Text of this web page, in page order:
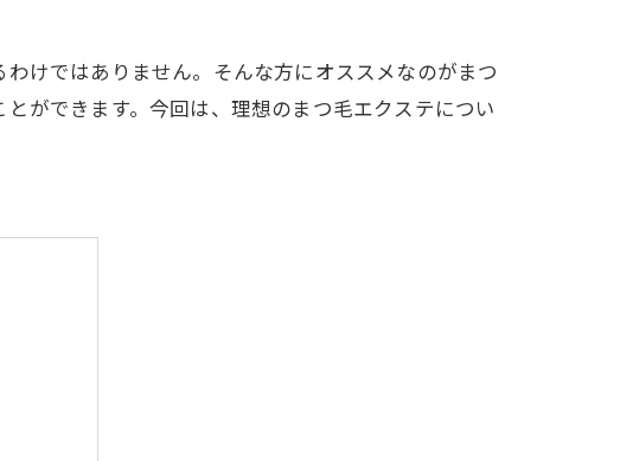
けではありません。そんな方にオススメなのがまつ
ができます。今回は、理想のまつ毛エクステについ